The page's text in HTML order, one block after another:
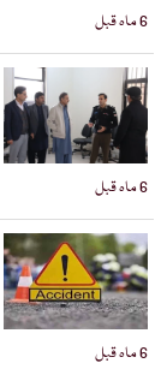
6 ماہ قبل
6 ماہ قبل
6 ماہ قبل